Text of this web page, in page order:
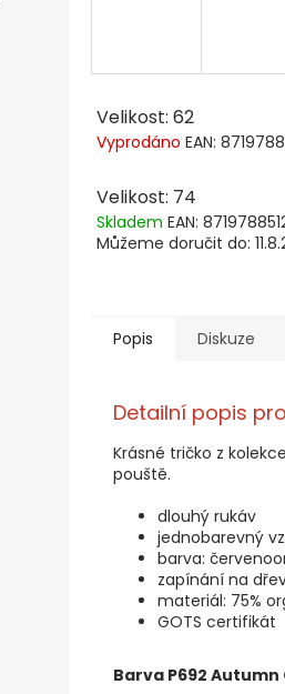
Velikost: 62
Vyprodáno EAN:
Velikost: 74
Skladem EAN:
Můžeme doručit do:
Popis Diskuze
Detailní popis
Krásné tričko z
pouště.
dlouhý rukáv
jednobarevný
barva:
zapínání na
materiál: 75%
GOTS certifikát
Barva P692 Autumn